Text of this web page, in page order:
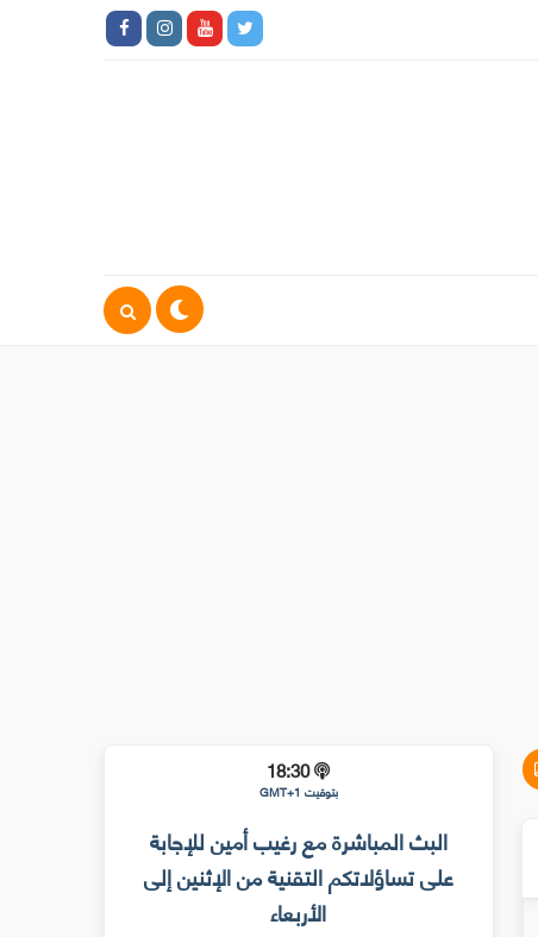
18:30
بتوقيت GMT+1
البث المباشرة مع رغيب أمين للإجابة
على تساؤلاتكم التقنية من الإثنين إلى
الأربعاء